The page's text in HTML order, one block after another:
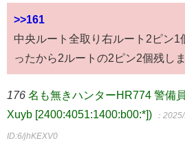
>>161
中央ルート全取り右ルート2ピン1
ったから2ルートの2ピン2個残し
176 名も無きハンターHR774 警備
Xuyb [2400:4051:1400:b00:*])
：
ID:6/jhKEXV0